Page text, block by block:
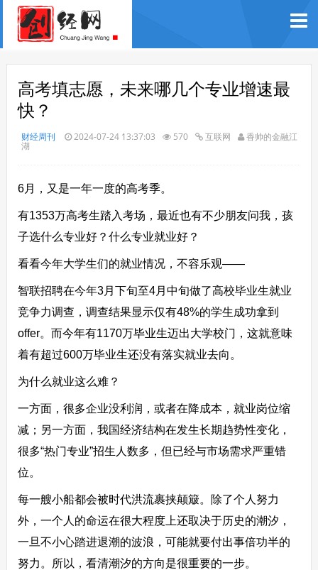
高考填志愿，未来哪几个专业增速最
快？
财经周刊 2024-07-24 13:37:03 570 互联网 香帅的金融江
湖
6月，又是一年一度的高考季。
有1353万高考生踏入考场，最近也有不少朋友问我，孩
子选什么专业好？什么专业就业好？
看看今年大学生们的就业情况，不容乐观——
智联招聘在今年3月下旬至4月中旬做了高校毕业生就业
竞争力调查，调查结果显示仅有48%的学生成功拿到
offer。而今年有1170万毕业生迈出大学校门，这就意味
着有超过600万毕业生还没有落实就业去向。
为什么就业这么难？
一方面，很多企业没利润，或者在降成本，就业岗位缩
减；另一方面，我国经济结构在发生长期趋势性变化，
很多“热门专业”招生人数多，但已经与市场需求严重错
位。
每一艘小船都会被时代洪流裹挟颠簸。除了个人努力
外，一个人的命运在很大程度上还取决于历史的潮汐，
一旦不小心踏进退潮的波浪，可能就要付出事倍功半的
努力。所以，看清潮汐的方向是很重要的一步。